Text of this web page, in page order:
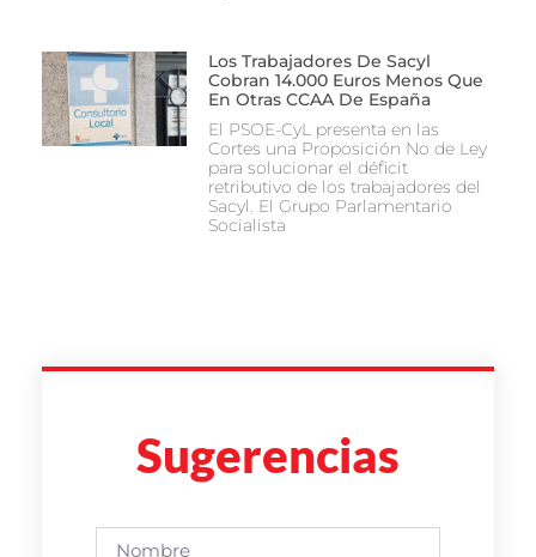
Los Trabajadores De Sacyl
Cobran 14.000 Euros Menos Que
En Otras CCAA De España
El PSOE-CyL presenta en las
Cortes una Proposición No de Ley
para solucionar el déficit
retributivo de los trabajadores del
Sacyl. El Grupo Parlamentario
Socialista
Sugerencias